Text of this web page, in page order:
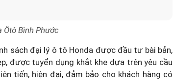
Ôtô Bình Phước
sách đại lý ô tô Honda được đầu tư bài bản,
được tuyển dụng khắt khe dựa trên yêu cầu
tiến, hiện đại, đảm bảo cho khách hàng có